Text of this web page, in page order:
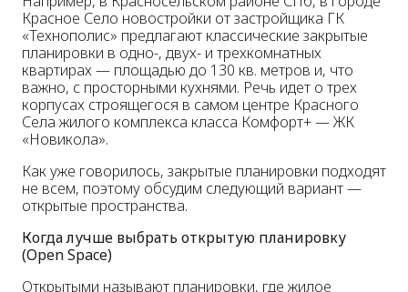
Красное Село новостройки от застройщика ГК
«Технополис» предлагают классические закрытые
планировки в одно-, двух- и трехкомнатных
квартирах — площадью до 130 кв. метров и, что
важно, с просторными кухнями. Речь идет о трех
корпусах строящегося в самом центре Красного
Села жилого комплекса класса Комфорт+ — ЖК
«Новикола».
Как уже говорилось, закрытые планировки подходят
не всем, поэтому обсудим следующий вариант —
открытые пространства.
Когда лучше выбрать открытую планировку
(Open Space)
Открытыми называют планировки, где жилое